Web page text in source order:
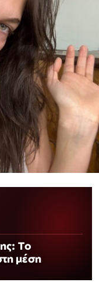
Το
μέση